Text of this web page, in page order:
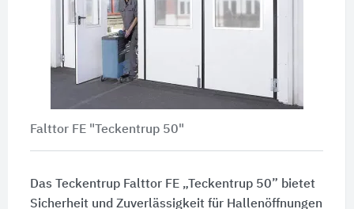
Falttor FE "Teckentrup 50"
Das Teckentrup Falttor FE „Teckentrup 50” bietet
Sicherheit und Zuverlässigkeit für Hallenöffnungen